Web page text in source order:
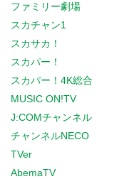
ファミリー劇場
スカチャン1
スカサカ！
スカパー！
スカパー！4K総合
MUSIC ON!TV
J:COMチャンネル
チャンネルNECO
TVer
AbemaTV